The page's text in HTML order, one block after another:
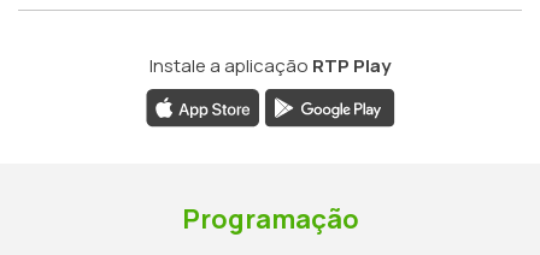
Instale a aplicação RTP Play
Programação